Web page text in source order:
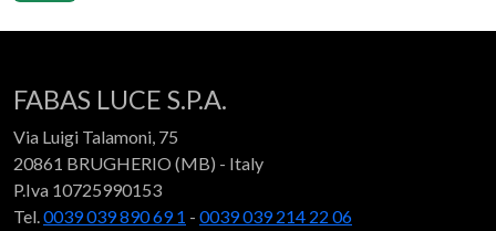
FABAS LUCE S.P.A.
Via Luigi Talamoni, 75
20861 BRUGHERIO (MB) - Italy
P.Iva 10725990153
Tel.0039 039 890 69 1 - 0039 039 214 22 06